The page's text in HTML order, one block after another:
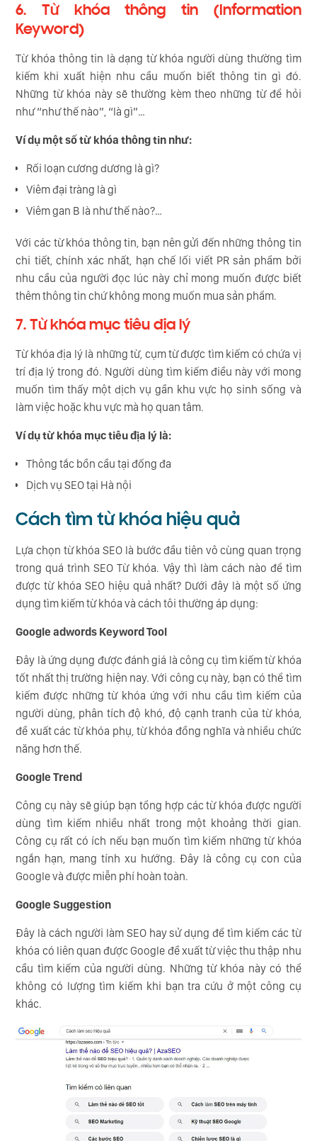
6. Từ khóa thông tin (Information
Keyword)
Từ khóa thông tin là dạng từ khóa người dùng thường tìm
kiếm khi xuất hiện nhu cầu muốn biết thông tin gì đó.
Những từ khóa này sẽ thường kèm theo những từ để hỏi
như “như thế nào”, “là gì”…
Ví dụ một số từ khóa thông tin như:
Rối loạn cương dương là gì?
Viêm đại tràng là gì
Viêm gan B là như thế nào?…
Với các từ khóa thông tin, bạn nên gửi đến những thông tin
chi tiết, chính xác nhất, hạn chế lối viết PR sản phẩm bởi
nhu cầu của người đọc lúc này chỉ mong muốn được biết
thêm thông tin chứ không mong muốn mua sản phẩm.
7. Từ khóa mục tiêu địa lý
Từ khóa địa lý là những từ, cụm từ được tìm kiếm có chứa vị
trí địa lý trong đó. Người dùng tìm kiếm điều này với mong
muốn tìm thấy một dịch vụ gần khu vực họ sinh sống và
làm việc hoặc khu vực mà họ quan tâm.
Ví dụ từ khóa mục tiêu địa lý là:
Thông tắc bồn cầu tại đống đa
Dịch vụ SEO tại Hà nội
Cách tìm từ khóa hiệu quả
Lựa chọn từ khóa SEO là bước đầu tiên vô cùng quan trọng
trong quá trình SEO Từ khóa. Vậy thì làm cách nào để tìm
được từ khóa SEO hiệu quả nhất? Dưới đây là một số ứng
dụng tìm kiếm từ khóa và cách tôi thường áp dụng:
Google adwords Keyword Tool
Đây là ứng dụng được đánh giá là công cụ tìm kiếm từ khóa
tốt nhất thị trường hiện nay. Với công cụ này, bạn có thể tìm
kiếm được những từ khóa ứng với nhu cầu tìm kiếm của
người dùng, phân tích độ khó, độ cạnh tranh của từ khóa,
đề xuất các từ khóa phụ, từ khóa đồng nghĩa và nhiều chức
năng hơn thế.
Google Trend
Công cụ này sẽ giúp bạn tổng hợp các từ khóa được người
dùng tìm kiếm nhiều nhất trong một khoảng thời gian.
Công cụ rất có ích nếu bạn muốn tìm kiếm những từ khóa
ngắn hạn, mang tính xu hướng. Đây là công cụ con của
Google và được miễn phí hoàn toàn.
Google Suggestion
Đây là cách người làm SEO hay sử dụng để tìm kiếm các từ
khóa có liên quan được Google đề xuất từ việc thu thập nhu
cầu tìm kiếm của người dùng. Những từ khóa này có thể
không có lượng tìm kiếm khi bạn tra cứu ở một công cụ
khác.